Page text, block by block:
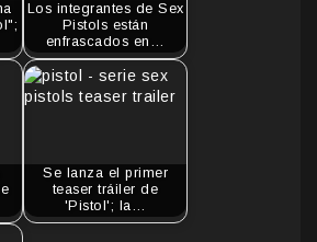
Los integrantes de Sex
Pistols están
enfrascados en…
Se lanza el primer
teaser tráiler de
'Pistol'; la…